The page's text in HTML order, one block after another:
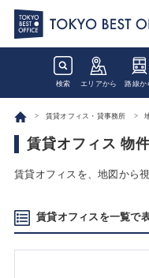
検索 エリアから 路線か
賃貸オフィス・貸事務所
賃貸オフィス 物
賃貸オフィスを、地図から
賃貸オフィスを一覧で